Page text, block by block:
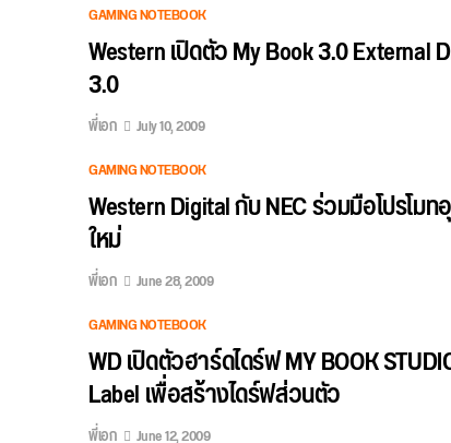
GAMING NOTEBOOK
Western เปิดตัว My Book 3.0 External
3.0
พี่เอก
July 10, 2009
GAMING NOTEBOOK
Western Digital กับ NEC ร่วมมือโปรโม
ใหม่
พี่เอก
June 28, 2009
GAMING NOTEBOOK
WD เปิดตัวฮาร์ดไดร์ฟ MY BOOK
Label เพื่อสร้างไดร์ฟส่วนตัว
พี่เอก June 12, 2009